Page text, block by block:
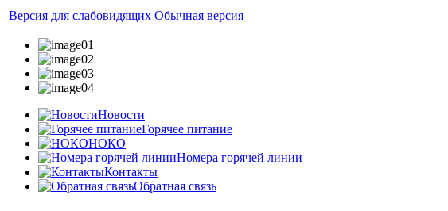
Версия для слабовидящих Обычная версия
Новости
Горячее питание
НОКО
Номера горячей линии
Контакты
Обратная связь